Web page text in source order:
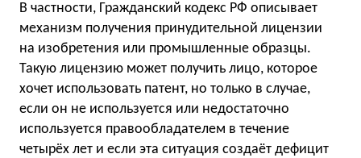
В частности, Гражданский кодекс РФ описывает
механизм получения принудительной лицензии
на изобретения или промышленные образцы.
Такую лицензию может получить лицо, которое
хочет использовать патент, но только в случае,
если он не используется или недостаточно
используется правообладателем в течение
четырёх лет и если эта ситуация создаёт дефицит